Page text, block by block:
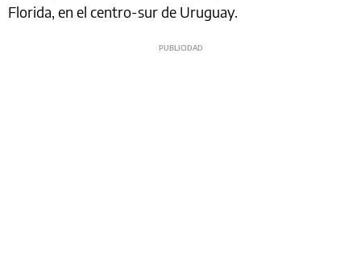
Florida, en el centro-sur de Uruguay.